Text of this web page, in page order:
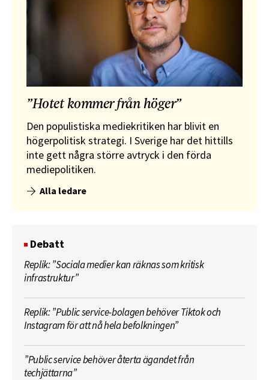
”Hotet kommer från höger”
Den populistiska mediekritiken har blivit en
högerpolitisk strategi. I Sverige har det hittills
inte gett några större avtryck i den förda
mediepolitiken.
Alla ledare
Debatt
Replik: ”Sociala medier kan räknas som kritisk
infrastruktur”
Replik: ”Public service-bolagen behöver Tiktok och
Instagram för att nå hela befolkningen”
”Public service behöver återta ägandet från
techjättarna”